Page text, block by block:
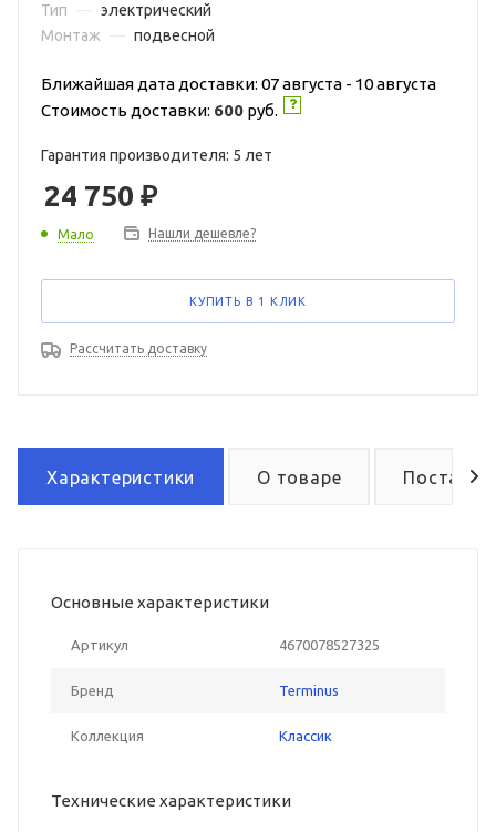
Тип
электрический
Монтаж
подвесной
Ближайшая дата доставки: 07 августа - 10 августа
Стоимость доставки: 600 руб.
Гарантия производителя: 5 лет
24 750 ₽
Мало Нашли дешевле?
КУПИТЬ В 1 КЛИК
Рассчитать доставку
Характеристики О товаре Поставка
Основные характеристики
Артикул 4670078527325
Бренд Terminus
Коллекция Классик
Технические характеристики